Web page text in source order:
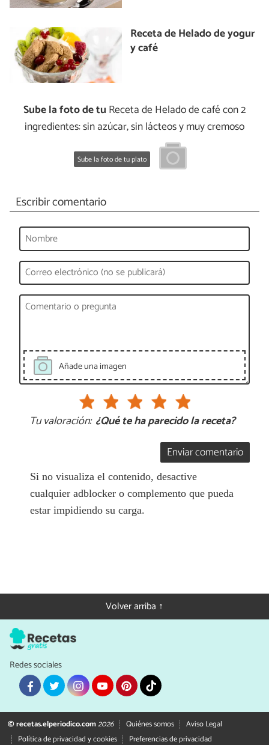
Receta de Helado de yogur
y café
Sube la foto de tu Receta de Helado de café con 2
ingredientes: sin azúcar, sin lácteos y muy cremoso
Sube la foto de tu plato
Escribir comentario
Añade una imagen
Tu valoración: ¿Qué te ha parecido la receta?
Enviar comentario
Si no visualiza el contenido, desactive
cualquier adblocker o complemento que pueda
estar impidiendo su carga.
Volver arriba ↑
Redes sociales
© recetas.elperiodico.com2026 Quiénes somos
Aviso Legal
Política de privacidad y cookies
Preferencias de privacidad